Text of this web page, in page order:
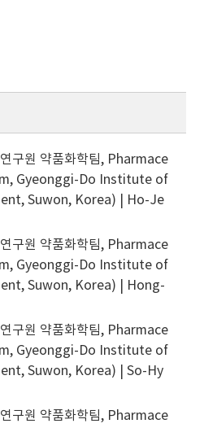
구원 약품화학팀, Pharmace
Gyeonggi-Do Institute of
Suwon, Korea) | Ho-Je
구원 약품화학팀, Pharmace
Gyeonggi-Do Institute of
Suwon, Korea) | Hong-
구원 약품화학팀, Pharmace
Gyeonggi-Do Institute of
Suwon, Korea) | So-Hy
구원 약품화학팀, Pharmace